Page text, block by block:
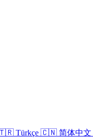
Türkçe 🇨🇳 简体中文